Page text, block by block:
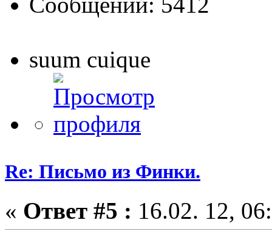
suum cuique
Re: Письмо из Финки.
« Ответ #5 : 16.02. 12,